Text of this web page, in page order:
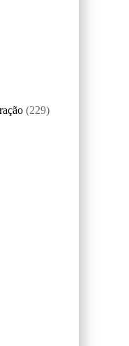
(229)